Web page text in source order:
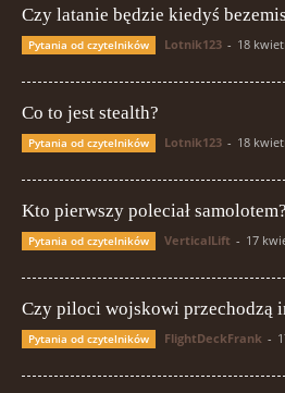
Czy latanie będzie kiedyś
Pytania od czytelników Lotnik123 - 18
Co to jest stealth?
Pytania od czytelników Lotnik123 - 18
Kto pierwszy poleciał samolotem?
Pytania od czytelników VerticalLift - 17
Czy piloci wojskowi przechodzą
Pytania od czytelników FlightDeckFrank -